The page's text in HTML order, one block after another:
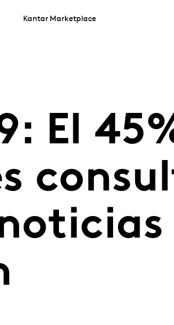
Kantar Marketplace
El